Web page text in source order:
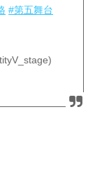
#第五舞台